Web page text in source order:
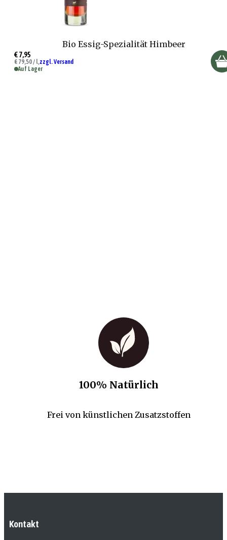
Bio Essig-Spezialität Himbeer
€ 7,95
€ 79,50 / l,zzgl. Versand
Auf Lager
100% Natürlich
Frei von künstlichen Zusatzstoffen
Kontakt